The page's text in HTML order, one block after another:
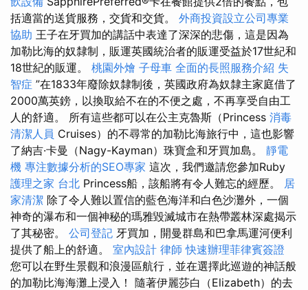
括適當的送貨服務，交貨和交貨。 外商投資設立公司專業
協助 王子在牙買加的講話中表達了深深的悲傷，這是因為
加勒比海的奴隸制，販運英國統治者的販運受益於17世紀和
18世紀的販運。 桃園外燴 子母車 全面的長照服務介紹 失
智症 ”在1833年廢除奴隸制後，英國政府為奴隸主家庭借了
2000萬英鎊，以換取給不在的不便之處，不再享受自由工
人的舒適。 所有這些都可以在公主克魯斯（Princess 消毒
清潔人員 Cruises）的不尋常的加勒比海旅行中，這也影響
了納吉·卡曼（Nagy-Kayman）珠寶盒和牙買加島。 靜電
機 專注數據分析的SEO專家 這次，我們邀請您參加Ruby
護理之家 台北 Princess船，該船將有令人難忘的經歷。 居
家清潔 除了令人難以置信的藍色海洋和白色沙灘外，一個
神奇的瀑布和一個神秘的瑪雅毀滅城市在熱帶叢林深處揭示
了其秘密。 公司登記 牙買加，開曼群島和巴拿馬運河便利
提供了船上的舒適。 室內設計 律師 快速辦理菲律賓簽證
您可以在野生景觀和浪漫區航行，並在選擇此巡遊的神話般
的加勒比海海灘上浸入！ 隨著伊麗莎白（Elizabeth）的去